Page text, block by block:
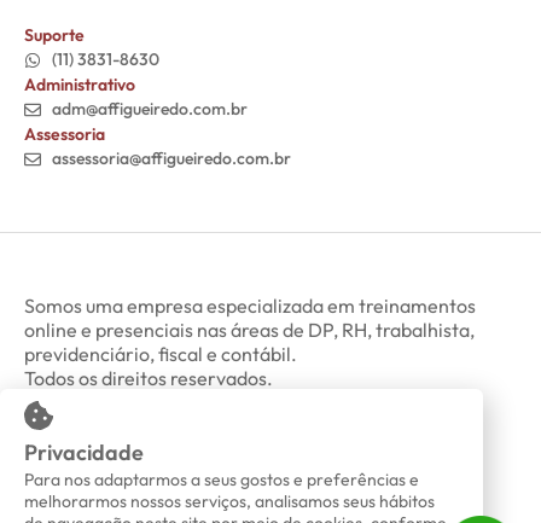
Suporte
(11) 3831-8630
Administrativo
adm@affigueiredo.com.br
Assessoria
assessoria@affigueiredo.com.br
Somos uma empresa especializada em treinamentos
online e presenciais nas áreas de DP, RH, trabalhista,
previdenciário, fiscal e contábil.
Todos os direitos reservados.
Minha Conta Política de Privacidade
Privacidade
Para nos adaptarmos a seus gostos e preferências e
melhorarmos nossos serviços, analisamos seus hábitos